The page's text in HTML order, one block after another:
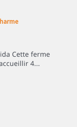
Cette ferme
4...